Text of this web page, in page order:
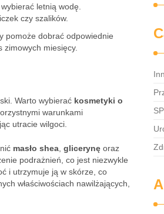
letnią wodę.
czy szalików.
pomoże dobrać odpowiednie
miesięcy.
Warto wybierać kosmetyki o
warunkami
utracie wilgoci.
masło shea glicerynę oraz
podrażnień, co jest niezwykle
i utrzymuje ją w skórze, co
właściwościach nawilżających,